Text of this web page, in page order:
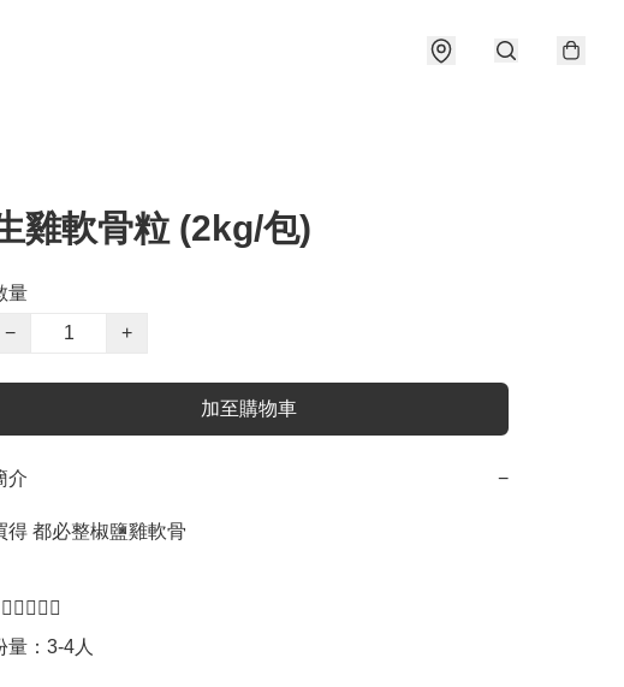
雞軟骨粒 (2kg/包)
量
−
+
加至購物車
介 −
得 都必整椒鹽雞軟骨
量：3-4人